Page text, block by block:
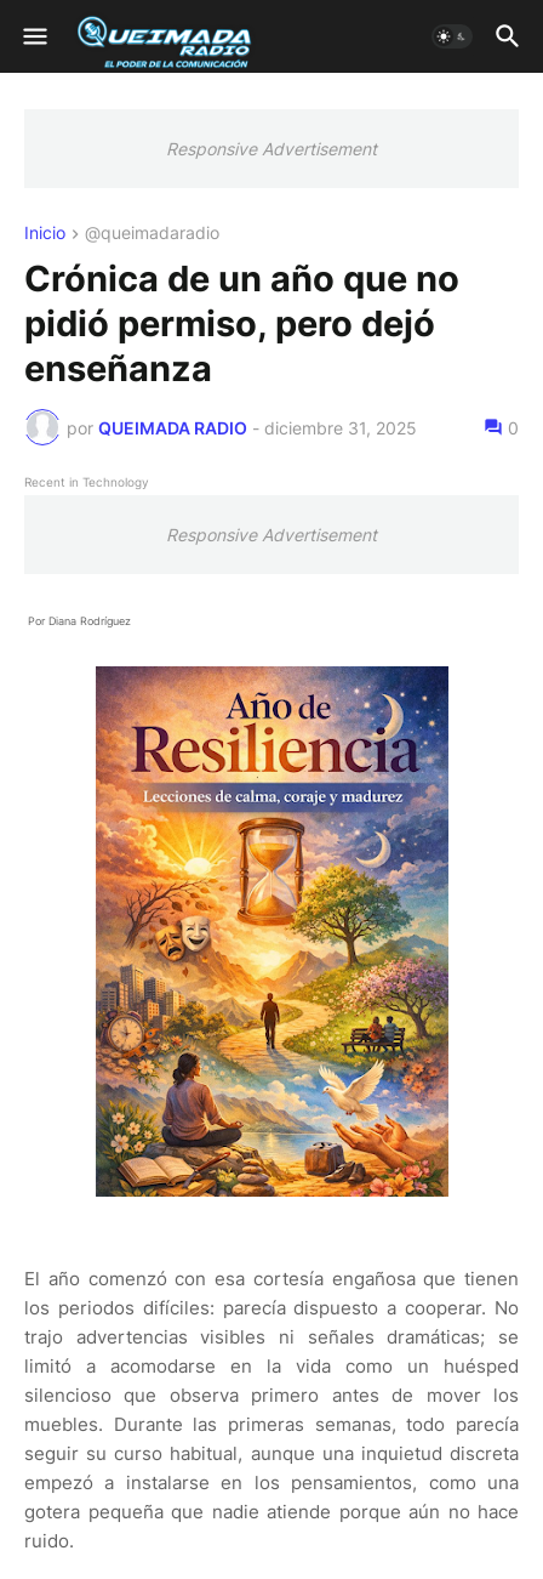
Responsive Advertisement
Inicio @queimadaradio
Crónica de un año que no
pidió permiso, pero dejó
enseñanza
por QUEIMADA RADIO - diciembre 31, 2025 0
Recent in Technology
Responsive Advertisement
Por Diana Rodríguez
El año comenzó con esa cortesía engañosa que tienen
los periodos difíciles: parecía dispuesto a cooperar. No
trajo advertencias visibles ni señales dramáticas; se
limitó a acomodarse en la vida como un huésped
silencioso que observa primero antes de mover los
muebles. Durante las primeras semanas, todo parecía
seguir su curso habitual, aunque una inquietud discreta
empezó a instalarse en los pensamientos, como una
gotera pequeña que nadie atiende porque aún no hace
ruido.